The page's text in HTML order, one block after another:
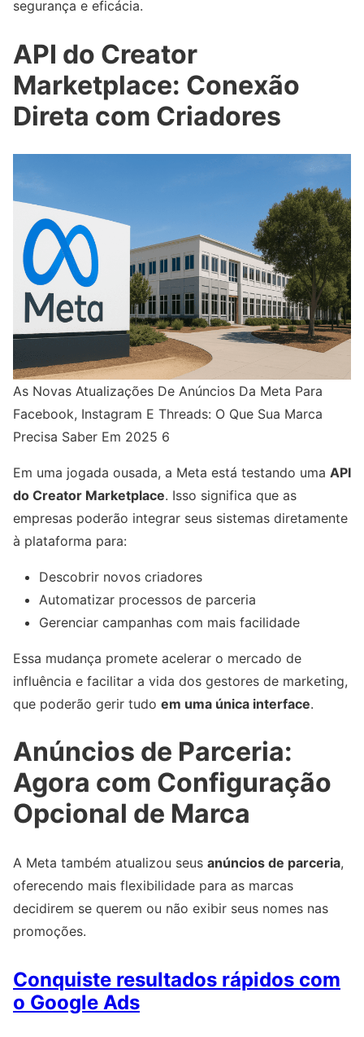
segurança e eficácia.
API do Creator
Marketplace: Conexão
Direta com Criadores
As Novas Atualizações De Anúncios Da Meta Para
Facebook, Instagram E Threads: O Que Sua Marca
Precisa Saber Em 2025 6
Em uma jogada ousada, a Meta está testando uma API
do Creator Marketplace. Isso significa que as
empresas poderão integrar seus sistemas diretamente
à plataforma para:
Descobrir novos criadores
Automatizar processos de parceria
Gerenciar campanhas com mais facilidade
Essa mudança promete acelerar o mercado de
influência e facilitar a vida dos gestores de marketing,
que poderão gerir tudo em uma única interface.
Anúncios de Parceria:
Agora com Configuração
Opcional de Marca
A Meta também atualizou seus anúncios de parceria,
oferecendo mais flexibilidade para as marcas
decidirem se querem ou não exibir seus nomes nas
promoções.
Conquiste resultados rápidos com
o Google Ads